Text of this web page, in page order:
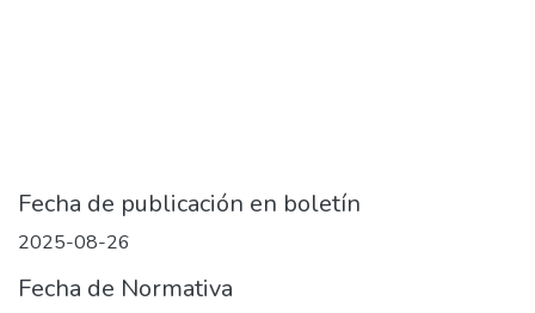
Fecha de publicación en boletín
2025-08-26
Fecha de Normativa